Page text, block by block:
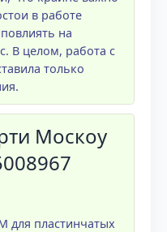
в работе
на
В целом, работа с
только
Москоу
для пластинчатых